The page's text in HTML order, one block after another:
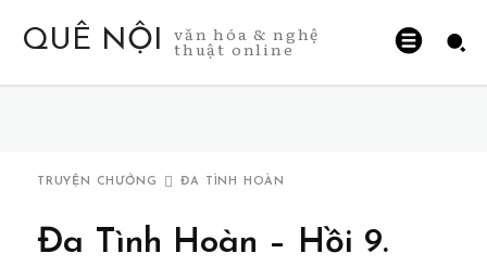
QUÊ NỘI văn hóa & nghệ
thuật online
TRUYỆN CHƯỞNG ĐA TÌNH HOÀN
Đa Tình Hoàn – Hồi 9.